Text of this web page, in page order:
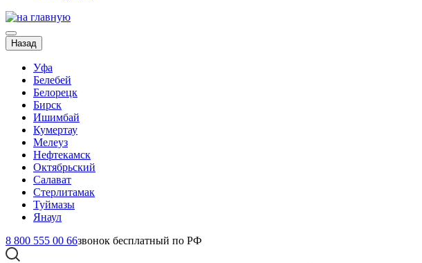
Назад
Уфа
Белебей
Белорецк
Бирск
Ишимбай
Кумертау
Мелеуз
Нефтекамск
Октябрьский
Салават
Стерлитамак
Туймазы
Янаул
8 800 555 00 66звонок бесплатный по РФ